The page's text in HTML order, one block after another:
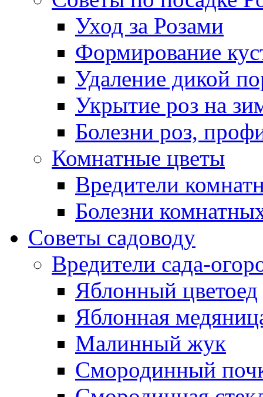
Уход за Розами
Формирование
Удаление дикой
Укрытие роз на
Болезни роз,
Комнатные цветы
Вредители
Болезни
Советы садоводу
Вредители сада-
Яблонный цветоед
Яблонная
Малинный жук
Смородинный